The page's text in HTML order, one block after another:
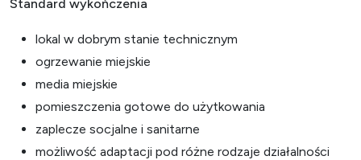
Standard wykończenia
lokal w dobrym stanie technicznym
ogrzewanie miejskie
media miejskie
pomieszczenia gotowe do użytkowania
zaplecze socjalne i sanitarne
możliwość adaptacji pod różne rodzaje działalności